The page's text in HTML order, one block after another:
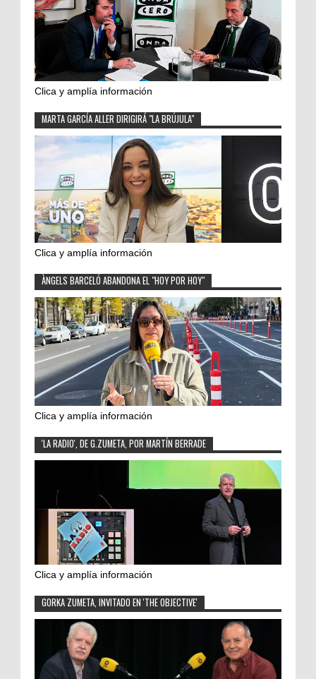
Clica y amplía información
MARTA GARCÍA ALLER DIRIGIRÁ "LA BRÚJULA"
Clica y amplía información
ÀNGELS BARCELÓ ABANDONA EL "HOY POR HOY"
Clica y amplía información
'LA RADIO', DE G.ZUMETA, POR MARTÍN BERRADE
Clica y amplía información
GORKA ZUMETA, INVITADO EN 'THE OBJECTIVE'